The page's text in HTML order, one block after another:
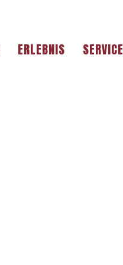
ERLEBNIS SERVICE